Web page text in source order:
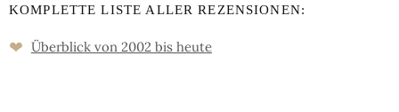
KOMPLETTE LISTE ALLER REZENSIONEN:
❤ Überblick von 2002 bis heute